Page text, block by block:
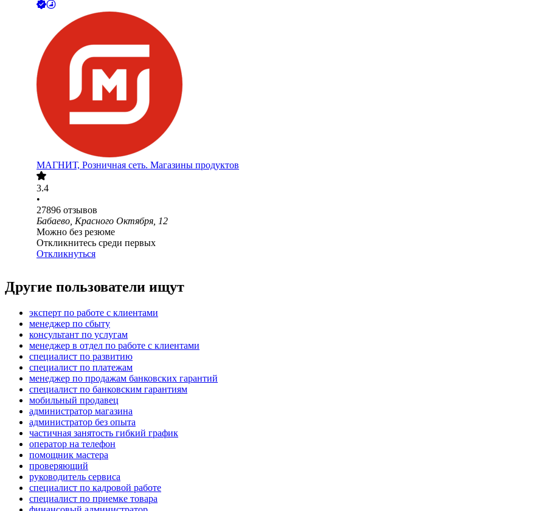
МАГНИТ, Розничная сеть. Магазины продуктов
3.4
•
27896 отзывов
Бабаево, Красного Октября, 12
Можно без резюме
Откликнитесь среди первых
Откликнуться
Другие пользователи ищут
эксперт по работе с клиентами
менеджер по сбыту
консультант по услугам
менеджер в отдел по работе с клиентами
специалист по развитию
специалист по платежам
менеджер по продажам банковских гарантий
специалист по банковским гарантиям
мобильный продавец
администратор магазина
администратор без опыта
частичная занятость гибкий график
опeрaтoр нa тeлeфoн
помощник мастера
проверяющий
руководитель сервиса
специалист по кадровой работе
специалист по приемке товара